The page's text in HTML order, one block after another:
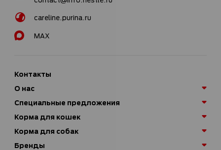
careline.purina.ru
MAX
Контакты
О нас
Специальные предложения
Корма для кошек
Корма для собак
Бренды